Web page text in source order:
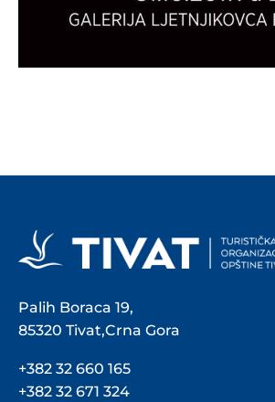
Palih Boraca 19,
85320 Tivat,Crna Gora
+382 32 660 165
+382 32 671 324